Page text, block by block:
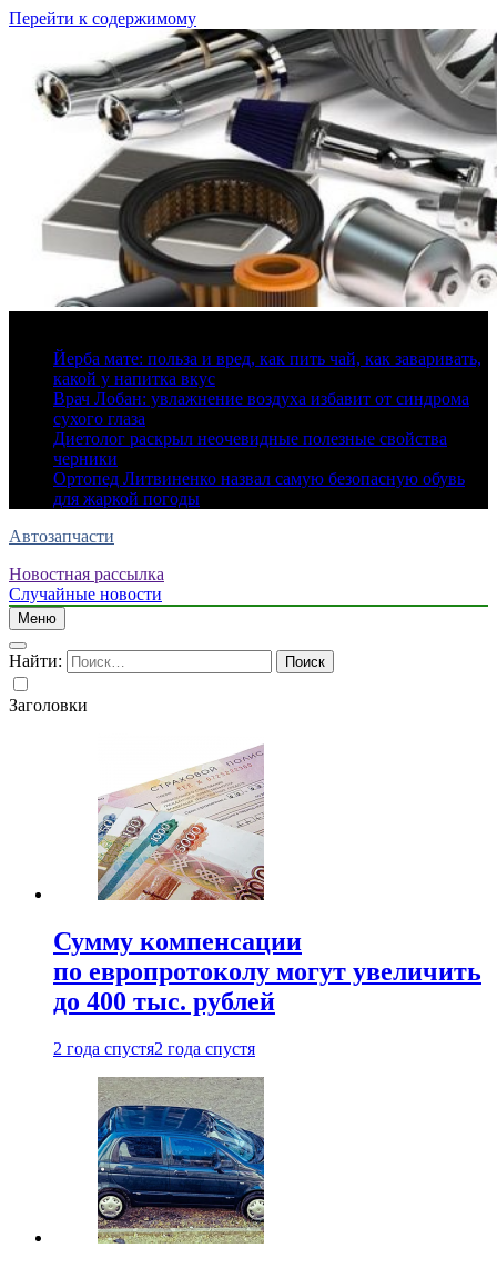
Перейти к содержимому
Йерба мате: польза и вред, как пить чай, как заваривать,
какой у напитка вкус
Врач Лобан: увлажнение воздуха избавит от синдрома
сухого глаза
Диетолог раскрыл неочевидные полезные свойства
черники
Ортопед Литвиненко назвал самую безопасную обувь
для жаркой погоды
Автозапчасти
Новостная рассылка
Случайные новости
Меню
Найти:
Заголовки
Сумму компенсации
по европротоколу могут увеличить
до 400 тыс. рублей
2 года спустя2 года спустя